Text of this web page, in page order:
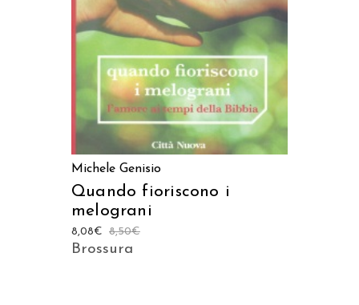
Michele Genisio
Quando fioriscono i
melograni
8,50€
8,08€
Brossura